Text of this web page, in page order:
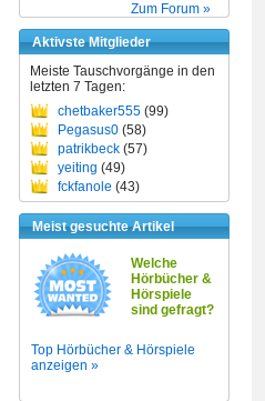
Zum Forum »
Aktivste Mitglieder
Meiste Tauschvorgänge in den
letzten 7 Tagen:
chetbaker555 (99)
Pegasus0 (58)
patrikbeck (57)
yeiting (49)
fckfanole (43)
Meist gesuchte Artikel
Welche
Hörbücher &
Hörspiele
sind gefragt?
Top Hörbücher & Hörspiele
anzeigen »